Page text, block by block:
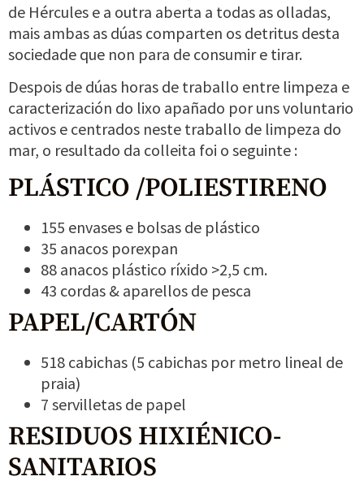
de Hércules e a outra aberta a todas as olladas,
mais ambas as dúas comparten os detritus desta
sociedade que non para de consumir e tirar.
Despois de dúas horas de traballo entre limpeza e
caracterización do lixo apañado por uns voluntario
activos e centrados neste traballo de limpeza do
mar, o resultado da colleita foi o seguinte :
PLÁSTICO /POLIESTIRENO
155 envases e bolsas de plástico
35 anacos porexpan
88 anacos plástico ríxido >2,5 cm.
43 cordas & aparellos de pesca
PAPEL/CARTÓN
518 cabichas (5 cabichas por metro lineal de
praia)
7 servilletas de papel
RESIDUOS HIXIÉNICO-
SANITARIOS